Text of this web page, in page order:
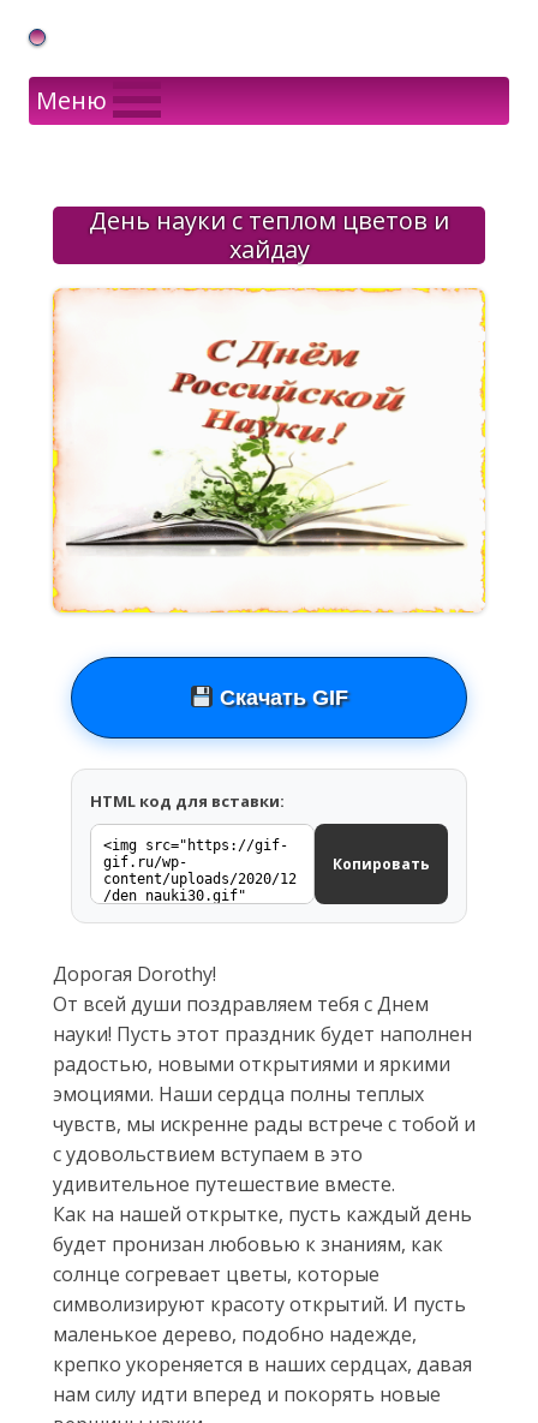
Gif Открытки в подарок
Меню
День науки с теплом цветов и
хайдау
Скачать GIF
HTML код для вставки:
Копировать
Дорогая Dorothy!
От всей души поздравляем тебя с Днем
науки! Пусть этот праздник будет наполнен
радостью, новыми открытиями и яркими
эмоциями. Наши сердца полны теплых
чувств, мы искренне рады встрече с тобой и
с удовольствием вступаем в это
удивительное путешествие вместе.
Как на нашей открытке, пусть каждый день
будет пронизан любовью к знаниям, как
солнце согревает цветы, которые
символизируют красоту открытий. И пусть
маленькое дерево, подобно надежде,
крепко укореняется в наших сердцах, давая
нам силу идти вперед и покорять новые